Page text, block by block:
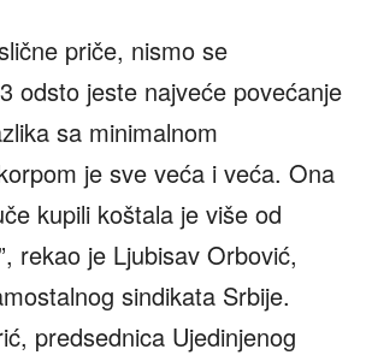
priče, nismo se
odsto jeste najveće povećanje
sa minimalnom
je sve veća i veća. Ona
kupili koštala je više od
rekao je Ljubisav Orbović,
sindikata Srbije.
predsednica Ujedinjenog